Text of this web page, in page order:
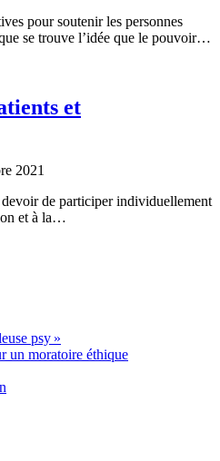
pour soutenir les personnes
se trouve l’idée que le pouvoir…
et
2021
de participer individuellement
et à la…
psy »
un moratoire éthique